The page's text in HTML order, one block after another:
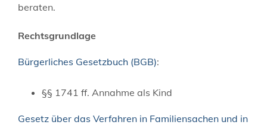
beraten.
Rechtsgrundlage
Bürgerliches Gesetzbuch (BGB):
§§ 1741 ff. Annahme als Kind
Gesetz über das Verfahren in Familiensachen und in